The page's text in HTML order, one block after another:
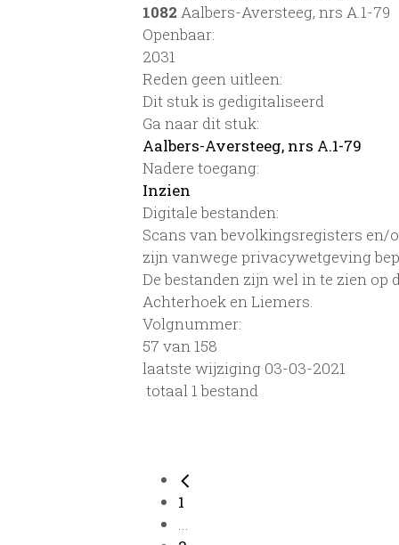
1082 Aalbers-Aversteeg, nrs A.1-79
Openbaar:
2031
Reden geen uitleen:
Dit stuk is gedigitaliseerd
Ga naar dit stuk:
Aalbers-Aversteeg, nrs A.1-79
Nadere toegang:
Inzien
Digitale bestanden:
Scans van bevolkingsregisters en/
zijn vanwege privacywetgeving
De bestanden zijn wel in te zien
Achterhoek en Liemers.
Volgnummer:
57 van 158
laatste wijziging 03-03-2021
totaal 1 bestand
1
...